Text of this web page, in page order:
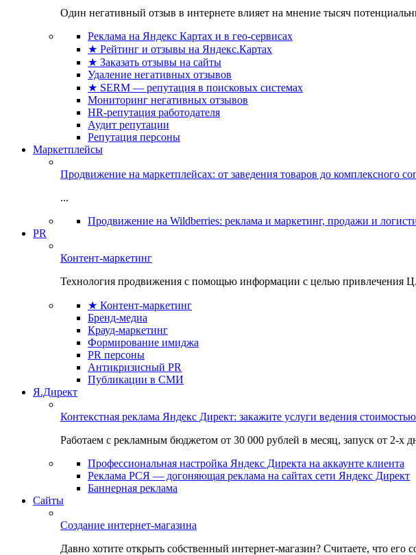
Один негативный отзыв в интернете влияет на мнение тысяч
Реклама на Яндекс Картах и в гео-сервисах
★ Рейтинг и отзывы на Яндекс.Картах
★ Заказать отзывы на сайты
Удаление негативных отзывов
★ SERM — репутация в поисковых системах
Мониторинг негативных отзывов
HR-репутация работодателя
Аудит репутации
Репутация персоны
Маркетплейсы
Продвижение на маркетплейсах: от заведения товаров до комплексного
...
Продвижение на Wildberries: реклама и маркетинг, продажи и
PR
Контент-маркетинг
Технология продвижения с помощью информации с целью привлечения
★ Контент-маркетинг
Бренд-медиа
Крауд-маркетинг
Формирование имиджа
PR персоны
Антикризисный PR
Публикации в СМИ
Я.Директ
Контекстная реклама Яндекс Директ: закажите услуги ведения
Работаем с рекламным бюджетом от 30 000 рублей в месяц, запуск от 2-х
Профессиональная настройка Яндекс Директа на аккаунте клиента
Реклама РСЯ — догоняющая реклама на сайтах сети Яндекс Директ
Баннерная реклама
Сайты
Создание интернет-магазина
Давно хотите открыть собственный интернет-магазин? Считаете, что его